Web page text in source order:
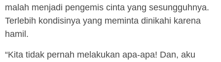
malah menjadi pengemis cinta yang sesungguhnya.
Terlebih kondisinya yang meminta dinikahi karena
hamil.
“Kita tidak pernah melakukan apa-apa! Dan, aku